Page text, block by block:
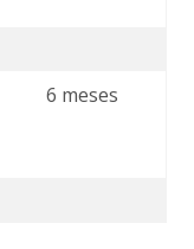
6 meses